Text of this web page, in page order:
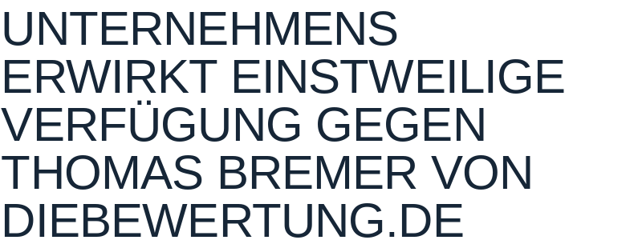
UNTERNEHMENS
ERWIRKT EINSTWEILIGE
VERFÜGUNG GEGEN
THOMAS BREMER VON
DIEBEWERTUNG.DE